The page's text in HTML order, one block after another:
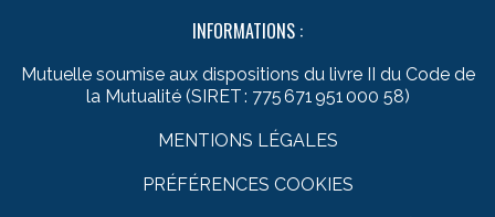
INFORMATIONS :
Mutuelle soumise aux dispositions du livre II du Code de
la Mutualité (SIRET : 775 671 951 000 58)
MENTIONS LÉGALES
PRÉFÉRENCES COOKIES